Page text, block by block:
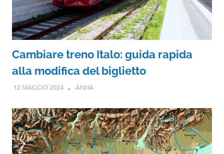
Cambiare treno Italo: guida rapida
alla modifica del biglietto
12 MAGGIO 2024 ANNA